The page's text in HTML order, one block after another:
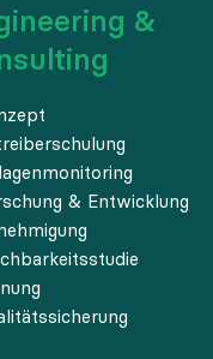
&
& Entwicklung